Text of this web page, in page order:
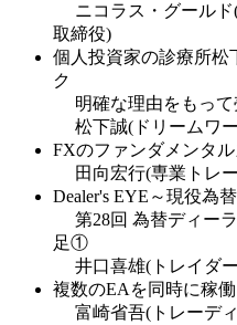
ニコラス・グール
取締役)
個人投資家の診療所松
ク
明確な理由をもっ
松下誠(ドリームワ
FXのファンダメンタ
田向宏行(専業トレ
Dealer's EYE～現役為
第28回 為替ディー
足①
井口喜雄(トレイダ
複数のEAを同時に稼
富崎省吾(トレーデ